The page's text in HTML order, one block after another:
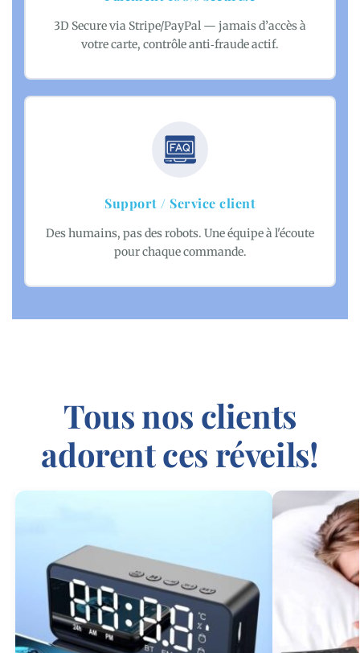
3D Secure via Stripe/PayPal — jamais d’accès à
votre carte, contrôle anti‑fraude actif.
Support / Service client
Des humains, pas des robots. Une équipe à l'écoute
pour chaque commande.
Tous nos clients
adorent ces réveils!